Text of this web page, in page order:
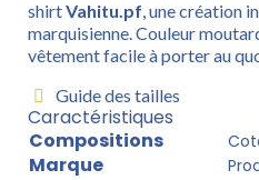
shirtVahitu.pf, une création
marquisienne. Couleur
vêtement facile à porter au
Guide des tailles
Caractéristiques
Compositions
Marque